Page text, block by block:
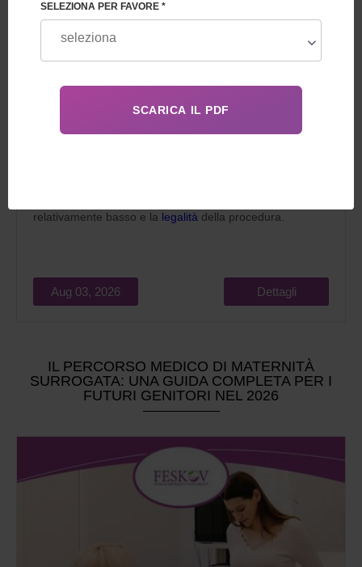
relativamente basso e la legalità della procedura.
Aug 03, 2026 Dettagli
IL PERCORSO MEDICO DI MATERNITÀ
SURROGATA: UNA GUIDA COMPLETA PER I
FUTURI GENITORI NEL 2026
SELEZIONA PER FAVORE *